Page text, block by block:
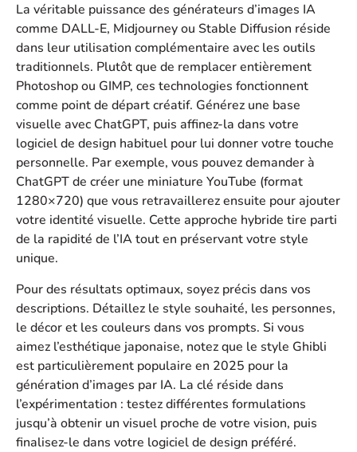
La véritable puissance des générateurs d’images IA
comme DALL-E, Midjourney ou Stable Diffusion réside
dans leur utilisation complémentaire avec les outils
traditionnels. Plutôt que de remplacer entièrement
Photoshop ou GIMP, ces technologies fonctionnent
comme point de départ créatif. Générez une base
visuelle avec ChatGPT, puis affinez-la dans votre
logiciel de design habituel pour lui donner votre touche
personnelle. Par exemple, vous pouvez demander à
ChatGPT de créer une miniature YouTube (format
1280×720) que vous retravaillerez ensuite pour ajouter
votre identité visuelle. Cette approche hybride tire parti
de la rapidité de l’IA tout en préservant votre style
unique.
Pour des résultats optimaux, soyez précis dans vos
descriptions. Détaillez le style souhaité, les personnes,
le décor et les couleurs dans vos prompts. Si vous
aimez l’esthétique japonaise, notez que le style Ghibli
est particulièrement populaire en 2025 pour la
génération d’images par IA. La clé réside dans
l’expérimentation : testez différentes formulations
jusqu’à obtenir un visuel proche de votre vision, puis
finalisez-le dans votre logiciel de design préféré.